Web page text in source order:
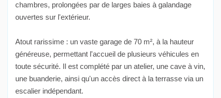
chambres, prolongées par de larges baies à galandage
ouvertes sur l'extérieur.
Atout rarissime : un vaste garage de 70 m², à la hauteur
généreuse, permettant l'accueil de plusieurs véhicules en
toute sécurité. Il est complété par un atelier, une cave à vin,
une buanderie, ainsi qu'un accès direct à la terrasse via un
escalier indépendant.